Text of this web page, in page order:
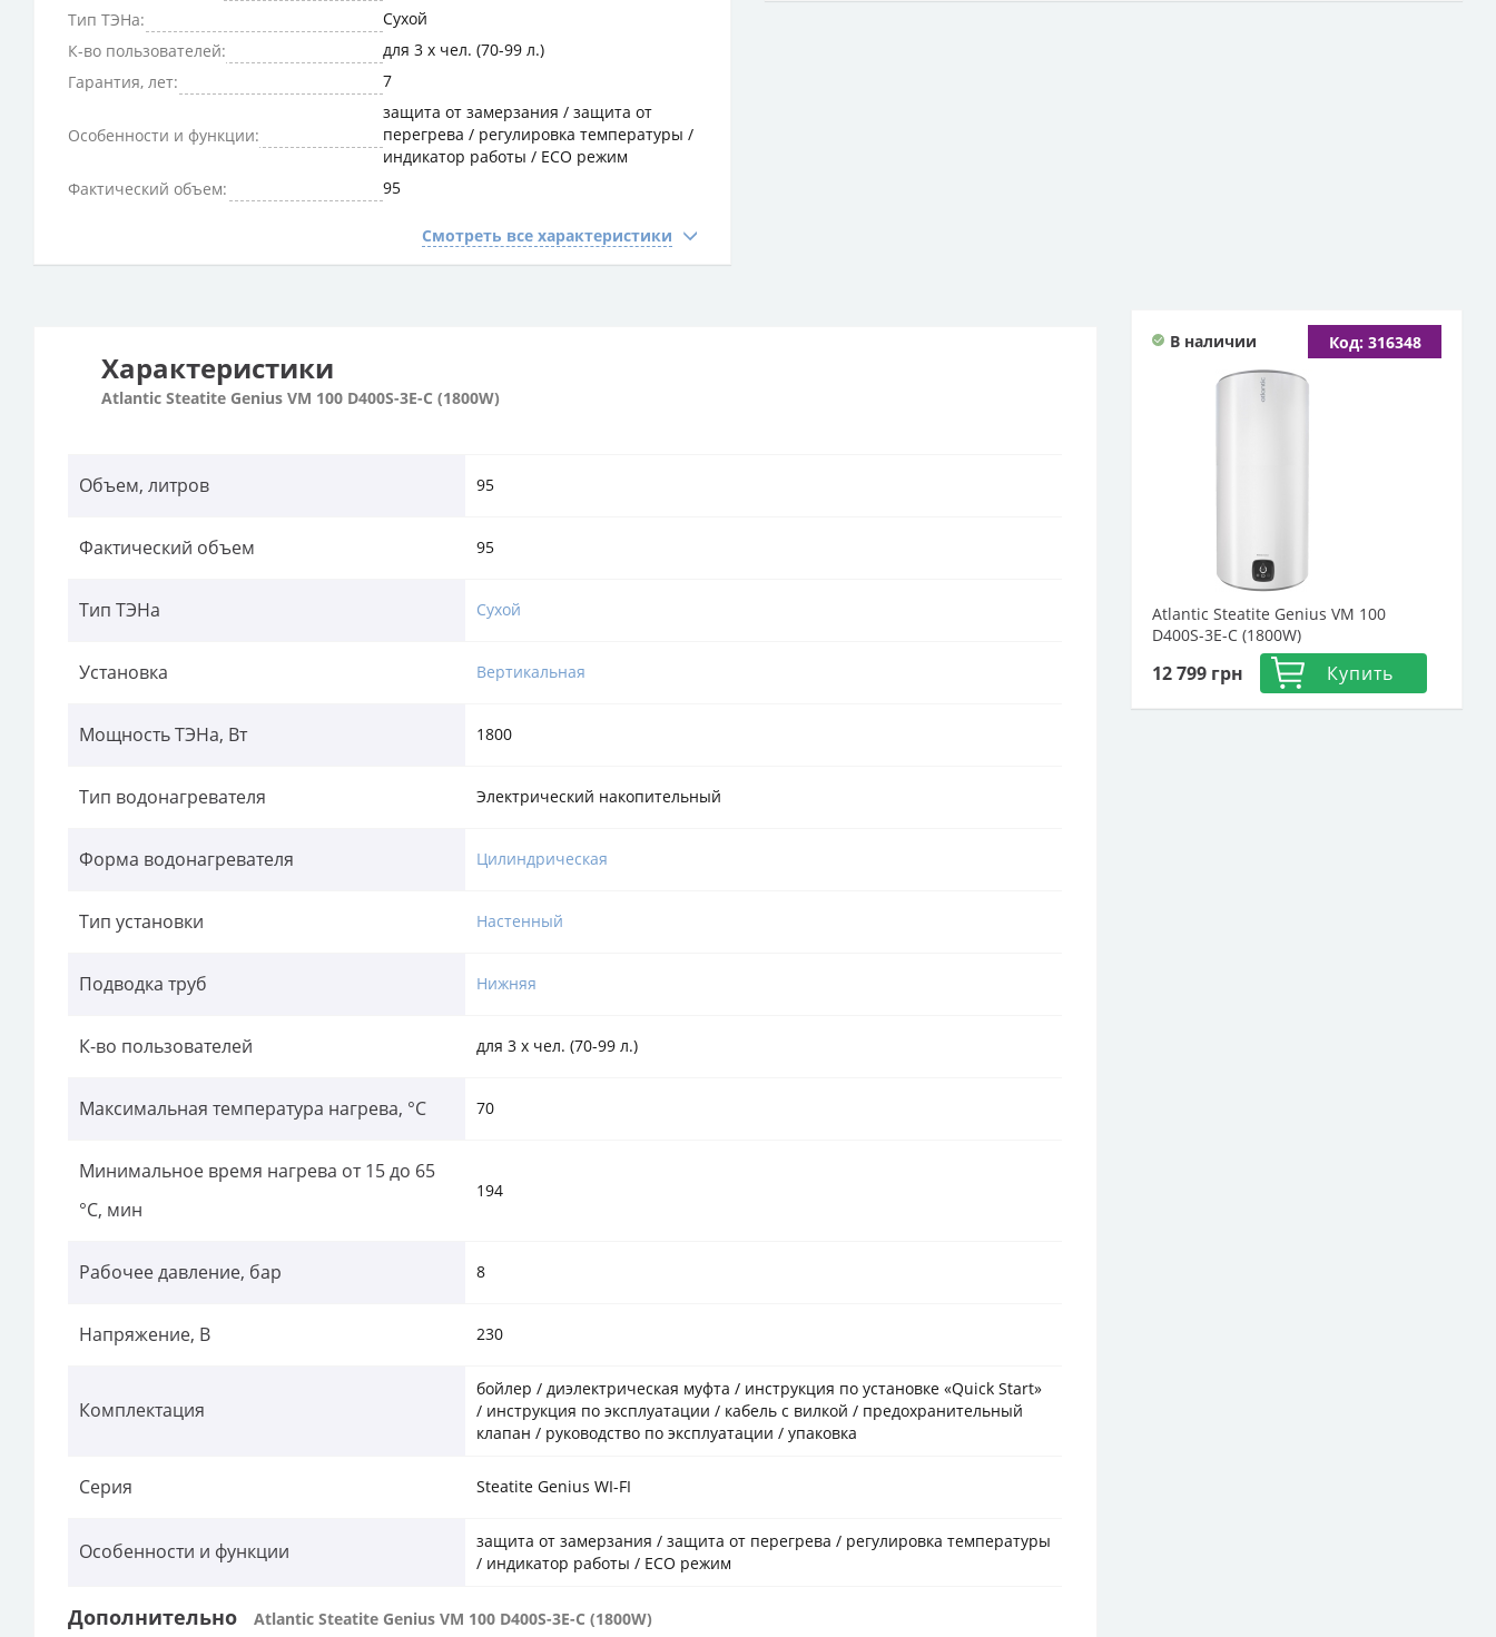
Тип ТЭНа:
Сухой
К-во пользователей:
для 3 х чел. (70-99 л.)
Гарантия, лет:
7
Особенности и функции:
защита от замерзания / защита от
перегрева / регулировка температуры /
индикатор работы / ECO режим
Фактический объем:
95
Смотреть все характеристики
Характеристики
Atlantic Steatite Genius VM 100 D400S-3E-C (1800W)
Объем, литров 95
Фактический объем 95
Тип ТЭНа Сухой
Установка Вертикальная
Мощность ТЭНа, Вт 1800
Тип водонагревателя Электрический накопительный
Форма водонагревателя Цилиндрическая
Тип установки Настенный
Подводка труб Нижняя
К-во пользователей для 3 х чел. (70-99 л.)
Максимальная температура нагрева, °С 70
Минимальное время нагрева от 15 до 65
°С, мин
194
Рабочее давление, бар 8
Напряжение, В 230
Комплектация
бойлер / диэлектрическая муфта / инструкция по установке «Quick Start»
/ инструкция по эксплуатации / кабель с вилкой / предохранительный
клапан / руководство по эксплуатации / упаковка
Серия Steatite Genius WI-FI
Особенности и функции
защита от замерзания / защита от перегрева / регулировка температуры
/ индикатор работы / ECO режим
Дополнительно Atlantic Steatite Genius VM 100 D400S-3E-C (1800W)
В наличии Код: 316348
Atlantic Steatite Genius VM 100
D400S-3E-C (1800W)
12 799грн Купить